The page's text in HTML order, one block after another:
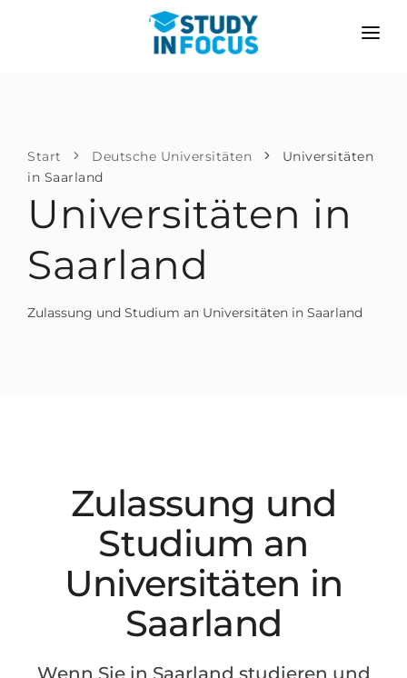
Bachelor & Master
Vorkurse an der Hochschule
Sprachschulen
Studienkollegs
Studienkolleg-Kurse
Freshman / Foundation
Studienvorbereitung
Vorbereitung aufs Studienkolleg
SZENARIEN
Nach der Schule bewerben
Hochschulwechsel
Master in Deutschland
Zweitstudium
Für Eltern
Zweitstudium
BEWERBEN NACH …
11-jähriger Schule
12-jähriger Schule (NIS)
METHODIK
Start Deutsche Universitäten
Universitäten
in Saarland
Universitäten in
Saarland
Zulassung und Studium an Universitäten in Saarland
Zulassung und
Studium an
Universitäten in
Saarland
Wenn Sie in Saarland studieren und